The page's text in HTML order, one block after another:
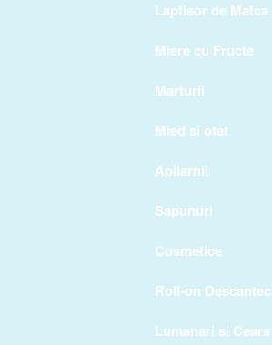
Laptisor de Matca
Miere cu Fructe
Marturii
Mied si otet
Apilarnil
Sapunuri
Cosmetice
Roll-on Descantec
Lumanari si Ceara